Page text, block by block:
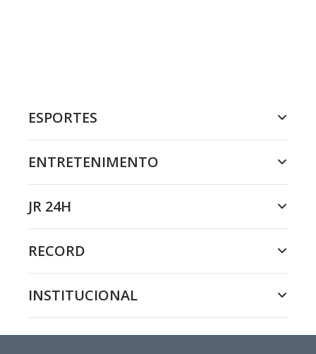
ESPORTES
ENTRETENIMENTO
JR 24H
RECORD
INSTITUCIONAL